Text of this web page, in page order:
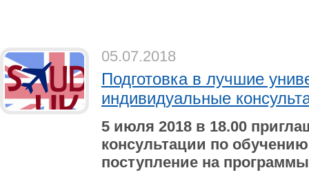
05.07.2018
Подготовка в лучшие
индивидуальные
5 июля 2018 в 18.00
консультации по
поступление на